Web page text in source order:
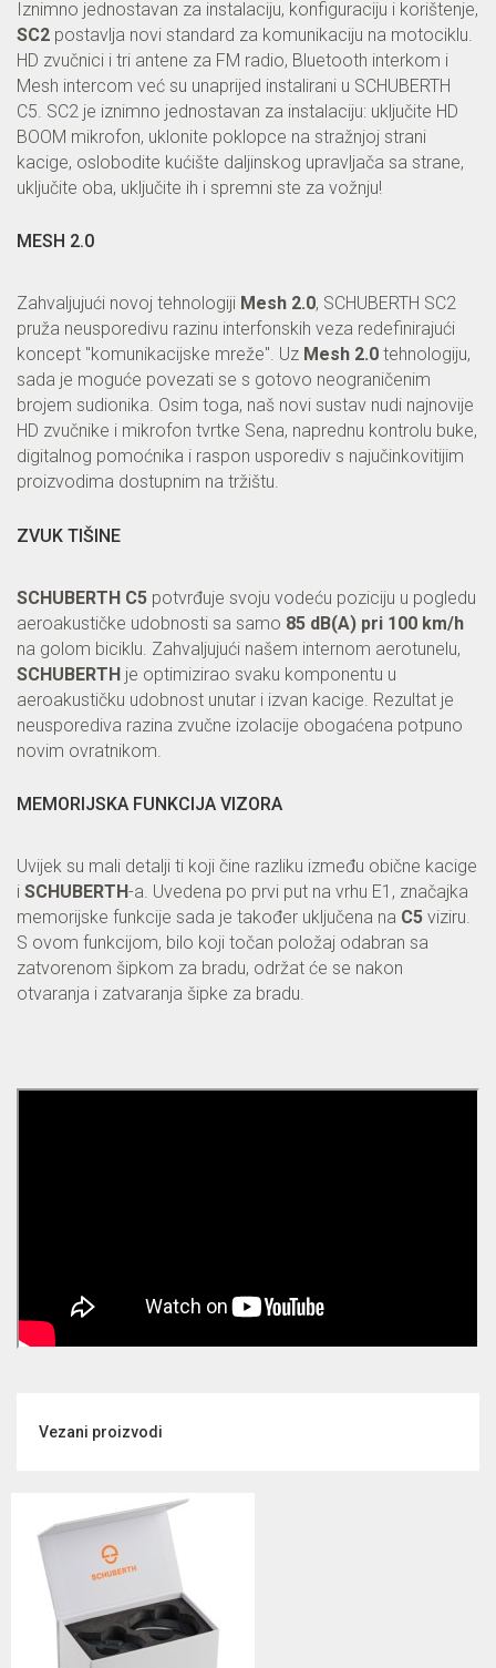
Iznimno jednostavan za instalaciju, konfiguraciju i korištenje,
SC2 postavlja novi standard za komunikaciju na motociklu.
HD zvučnici i tri antene za FM radio, Bluetooth interkom i
Mesh intercom već su unaprijed instalirani u SCHUBERTH
C5. SC2 je iznimno jednostavan za instalaciju: uključite HD
BOOM mikrofon, uklonite poklopce na stražnjoj strani
kacige, oslobodite kućište daljinskog upravljača sa strane,
uključite oba, uključite ih i spremni ste za vožnju!
MESH 2.0
Zahvaljujući novoj tehnologiji Mesh 2.0, SCHUBERTH SC2
pruža neusporedivu razinu interfonskih veza redefinirajući
koncept "komunikacijske mreže". Uz Mesh 2.0 tehnologiju,
sada je moguće povezati se s gotovo neograničenim
brojem sudionika. Osim toga, naš novi sustav nudi najnovije
HD zvučnike i mikrofon tvrtke Sena, naprednu kontrolu buke,
digitalnog pomoćnika i raspon usporediv s najučinkovitijim
proizvodima dostupnim na tržištu.
ZVUK TIŠINE
SCHUBERTH C5 potvrđuje svoju vodeću poziciju u pogledu
aeroakustičke udobnosti sa samo 85 dB(A) pri 100 km/h
na golom biciklu. Zahvaljujući našem internom aerotunelu,
SCHUBERTH je optimizirao svaku komponentu u
aeroakustičku udobnost unutar i izvan kacige. Rezultat je
neusporediva razina zvučne izolacije obogaćena potpuno
novim ovratnikom.
MEMORIJSKA FUNKCIJA VIZORA
Uvijek su mali detalji ti koji čine razliku između obične kacige
i SCHUBERTH-a. Uvedena po prvi put na vrhu E1, značajka
memorijske funkcije sada je također uključena na C5 viziru.
S ovom funkcijom, bilo koji točan položaj odabran sa
zatvorenom šipkom za bradu, održat će se nakon
otvaranja i zatvaranja šipke za bradu.
Vezani proizvodi